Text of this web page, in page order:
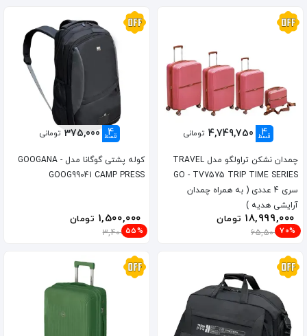
4
قسط 4,749,750 تومانی
چمدان نشکن تراولگو مدل TRAVEL
GO - TV7575 TRIP TIME SERIES
سری 4 عددی ( به همراه چمدان
آرایشی هدیه )
18,999,000 تومان
65,500,000
70%
4
قسط 375,000 تومانی
کوله پشتی گوگانا مدل GOOGANA -
GOOG99041 CAMP PRESS
1,500,000 تومان
3,400,000
55%